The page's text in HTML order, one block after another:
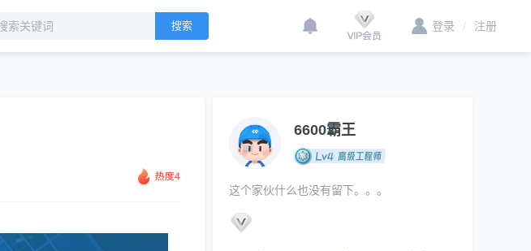
登录 / 注册
6600霸王
这个家伙什么也没有留下。。。